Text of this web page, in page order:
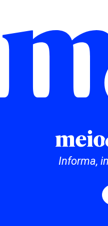
Informa,